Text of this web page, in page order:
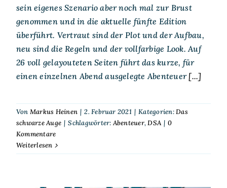
sein eigenes Szenario aber noch mal zur Brust
genommen und in die aktuelle fünfte Edition
überführt. Vertraut sind der Plot und der Aufbau,
neu sind die Regeln und der vollfarbige Look. Auf
26 voll gelayouteten Seiten führt das kurze, für
einen einzelnen Abend ausgelegte Abenteuer[...]
Von Markus Heinen | 2. Februar 2021 | Kategorien:Das
schwarze Auge | Schlagwörter:Abenteuer,DSA | 0
Kommentare
Weiterlesen